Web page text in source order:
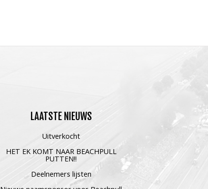
LAATSTE NIEUWS
Uitverkocht
HET EK KOMT NAAR BEACHPULL
PUTTEN!!
Deelnemers lijsten